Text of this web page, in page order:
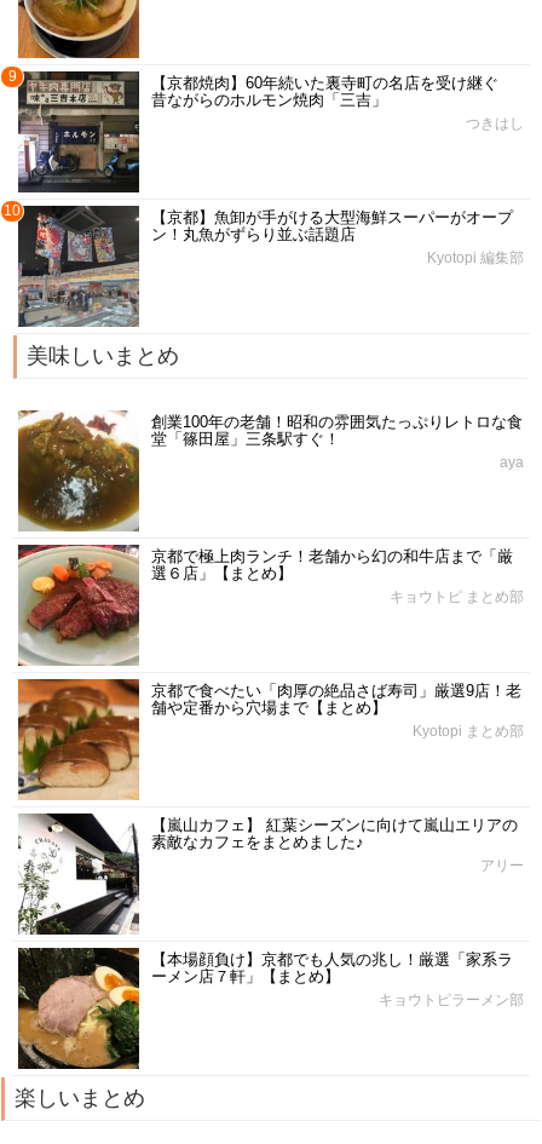
9
【京都焼肉】60年続いた裏寺町の名店を受け継ぐ
昔ながらのホルモン焼肉「三吉」
つきはし
10
【京都】魚卸が手がける大型海鮮スーパーがオープ
ン！丸魚がずらり並ぶ話題店
Kyotopi 編集部
美味しいまとめ
創業100年の老舗！昭和の雰囲気たっぷりレトロな食
堂「篠田屋」三条駅すぐ！
aya
京都で極上肉ランチ！老舗から幻の和牛店まで「厳
選６店」【まとめ】
キョウトピ まとめ部
京都で食べたい「肉厚の絶品さば寿司」厳選9店！老
舗や定番から穴場まで【まとめ】
Kyotopi まとめ部
【嵐山カフェ】 紅葉シーズンに向けて嵐山エリアの
素敵なカフェをまとめました♪
アリー
【本場顔負け】京都でも人気の兆し！厳選「家系ラ
ーメン店７軒」【まとめ】
キョウトピラーメン部
楽しいまとめ